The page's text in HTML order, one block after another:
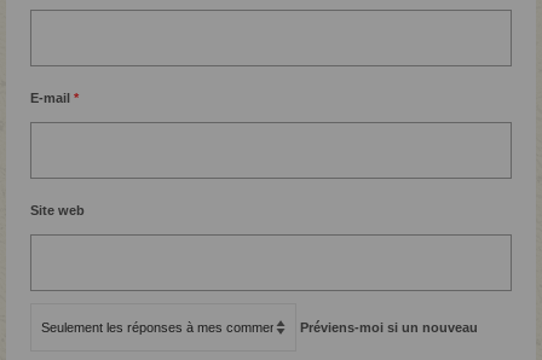
E-mail *
Site web
Préviens-moi si un nouveau